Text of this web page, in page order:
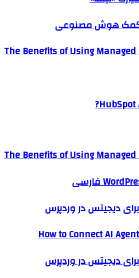
کمک هوش مصنوعی
The Benefits of Using
HubSpot
The Benefits of Using
برای دیجیتس در وردپرس
How to Connect AI
برای دیجیتس در وردپرس